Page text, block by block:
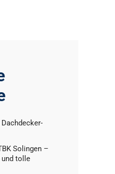
Solingen –
und tolle